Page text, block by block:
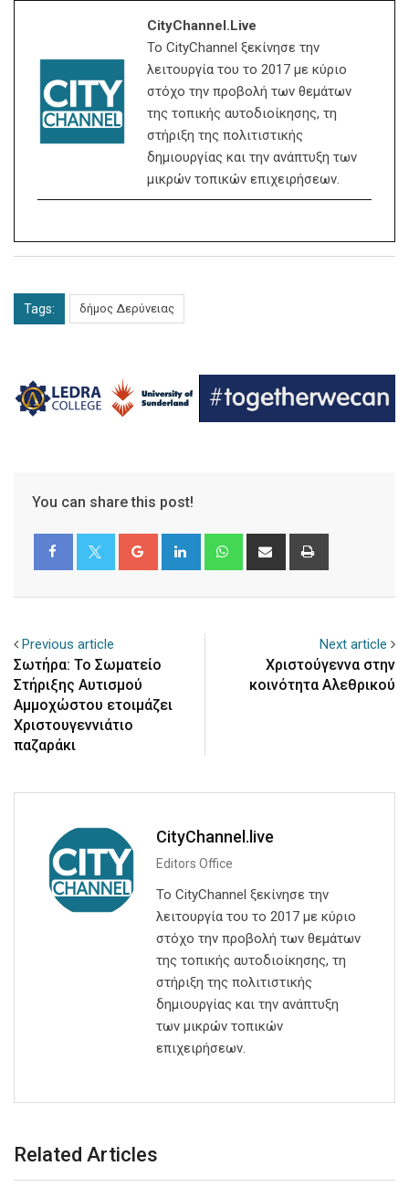
CityChannel.live
Το CityChannel ξεκίνησε την
λειτουργία του το 2017 με κύριο
στόχο την προβολή των θεμάτων
της τοπικής αυτοδιοίκησης, τη
στήριξη της πολιτιστικής
δημιουργίας και την ανάπτυξη των
μικρών τοπικών επιχειρήσεων.
Tags: δήμος Δερύνειας
You can share this post!
Google+ LinkedIn WhatsappShare
Previous article
Σωτήρα: To Σωματείο
Στήριξης Αυτισμού
Αμμοχώστου ετοιμάζει
Χριστουγεννιάτιο
παζαράκι
Next article
Χριστούγεννα στην
κοινότητα Αλεθρικού
CityChannel.live
Editors Office
Το CityChannel ξεκίνησε την
λειτουργία του το 2017 με κύριο
στόχο την προβολή των θεμάτων
της τοπικής αυτοδιοίκησης, τη
στήριξη της πολιτιστικής
δημιουργίας και την ανάπτυξη
των μικρών τοπικών
επιχειρήσεων.
Related Articles